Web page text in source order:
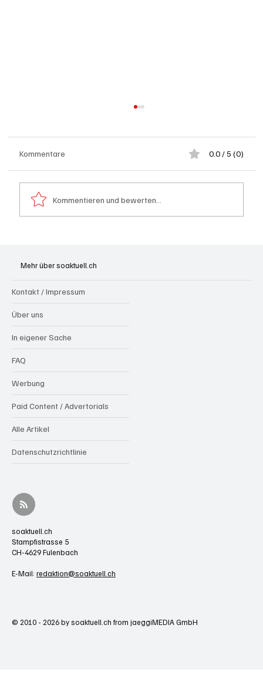
Kommentare 0.0 / 5 (0)
Kommentieren und bewerten...
Mehr über soaktuell.ch
Kontakt / Impressum
Über uns
In eigener Sache
FAQ
Werbung
Paid Content / Advertorials
Alle Artikel
Datenschutzrichtlinie
soaktuell.ch
Stampfistrasse 5
CH-4629 Fulenbach
E-Mail: redaktion@soaktuell.ch
© 2010 - 2026 by soaktuell.ch from jaeggiMEDIA GmbH